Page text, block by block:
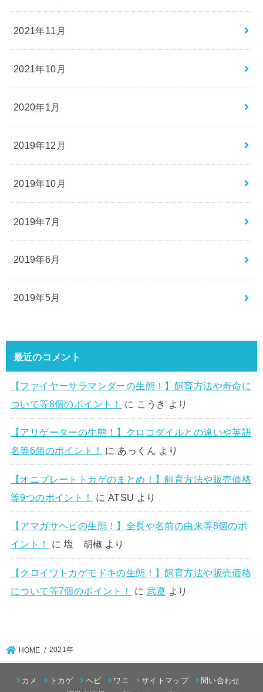
2021年11月
2021年10月
2020年1月
2019年12月
2019年10月
2019年7月
2019年6月
2019年5月
最近のコメント
【ファイヤーサラマンダーの生態！】飼育方法や寿命に
ついて等8個のポイント！
に こうき より
【アリゲーターの生態！】クロコダイルとの違いや英語
名等6個のポイント！
に あっくん より
【オニプレートトカゲのまとめ！】飼育方法や販売価格
等9つのポイント！
に ATSU より
【アマガサヘビの生態！】全長や名前の由来等8個のポ
イント！
に 塩 胡椒 より
【クロイワトカゲモドキの生態！】飼育方法や販売価格
について等7個のポイント！
に 武遵 より
HOME 2021年
カメ トカゲ ヘビ ワニ サイトマップ
問い合わせ